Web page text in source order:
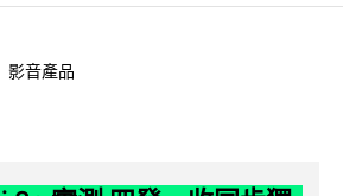
影音產品